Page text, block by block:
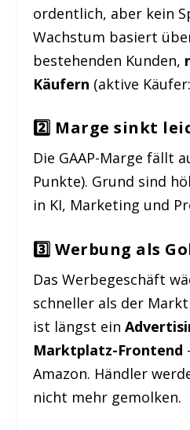
ordentlich, aber kein
Wachstum basiert
bestehenden Kunden,
Käufern (aktive
2️⃣ Marge sinkt
Die GAAP-Marge fällt
Punkte). Grund sind
in KI, Marketing und
3️⃣ Werbung als
Das Werbegeschäft
schneller als der
ist längst ein
Marktplatz-Frontend
Amazon. Händler
nicht mehr gemolken.